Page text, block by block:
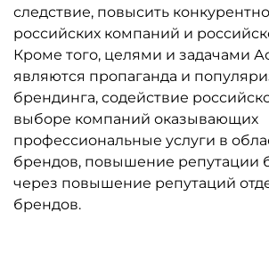
следствие, повысить
российских компаний и
Кроме того, целями и задачами
являются пропаганда и
брендинга, содействие
выборе компаний оказывающих
профессиональные услуги в
брендов, повышение репутации
через повышение репутаций
брендов.